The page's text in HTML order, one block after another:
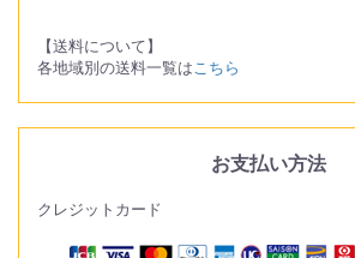
【送料について】
各地域別の送料一覧はこちら
お支払い方法
クレジットカード